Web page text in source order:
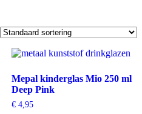
Mepal kinderglas Mio 250 ml
Deep Pink
€4,95